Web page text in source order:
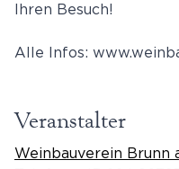
Ihren Besuch!
Alle Infos:
Veranstalter
Weinbauverein Brunn